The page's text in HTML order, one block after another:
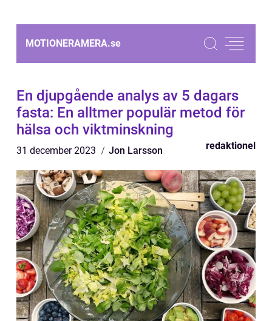
MOTIONERAMERA.se
En djupgående analys av 5 dagars
fasta: En alltmer populär metod för
hälsa och viktminskning
31 december 2023 Jon Larsson redaktionel